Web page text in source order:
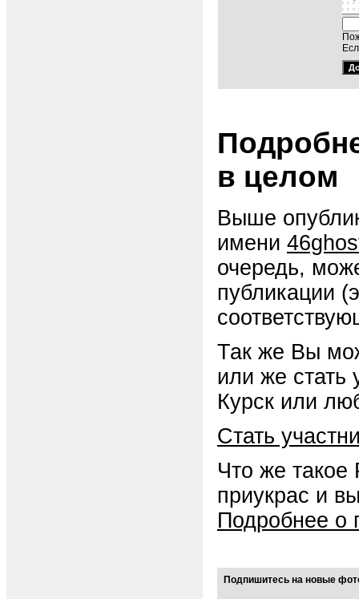
в целом
Выше
имени
очередь,
публикации
Так же Вы
или же стать
Курск или
Стать
Что же такое
приукрас и
Подробнее о
Подпишитесь на новые